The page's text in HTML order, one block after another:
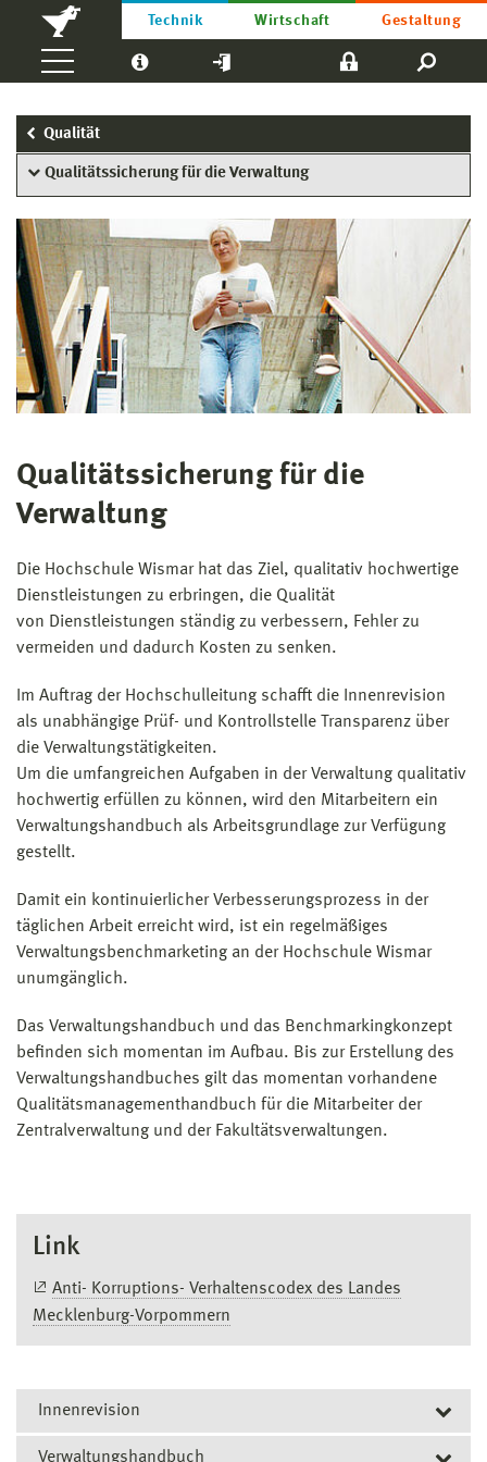
Technik Wirtschaft Gestaltung
Qualität
Qualitätssicherung für die Verwaltung
Qualitätssicherung für die
Verwaltung
Die Hochschule Wismar hat das Ziel, qualitativ hochwertige
Dienstleistungen zu erbringen, die Qualität
von Dienstleistungen ständig zu verbessern, Fehler zu
vermeiden und dadurch Kosten zu senken.
Im Auftrag der Hochschulleitung schafft die Innenrevision
als unabhängige Prüf- und Kontrollstelle Transparenz über
die Verwaltungstätigkeiten.
Um die umfangreichen Aufgaben in der Verwaltung qualitativ
hochwertig erfüllen zu können, wird den Mitarbeitern ein
Verwaltungshandbuch als Arbeitsgrundlage zur Verfügung
gestellt.
Damit ein kontinuierlicher Verbesserungsprozess in der
täglichen Arbeit erreicht wird, ist ein regelmäßiges
Verwaltungsbenchmarketing an der Hochschule Wismar
unumgänglich.
Das Verwaltungshandbuch und das Benchmarkingkonzept
befinden sich momentan im Aufbau. Bis zur Erstellung des
Verwaltungshandbuches gilt das momentan vorhandene
Qualitätsmanagementhandbuch für die Mitarbeiter der
Zentralverwaltung und der Fakultätsverwaltungen.
Link
Anti- Korruptions- Verhaltenscodex des Landes
Mecklenburg-Vorpommern
Innenrevision
Verwaltungshandbuch